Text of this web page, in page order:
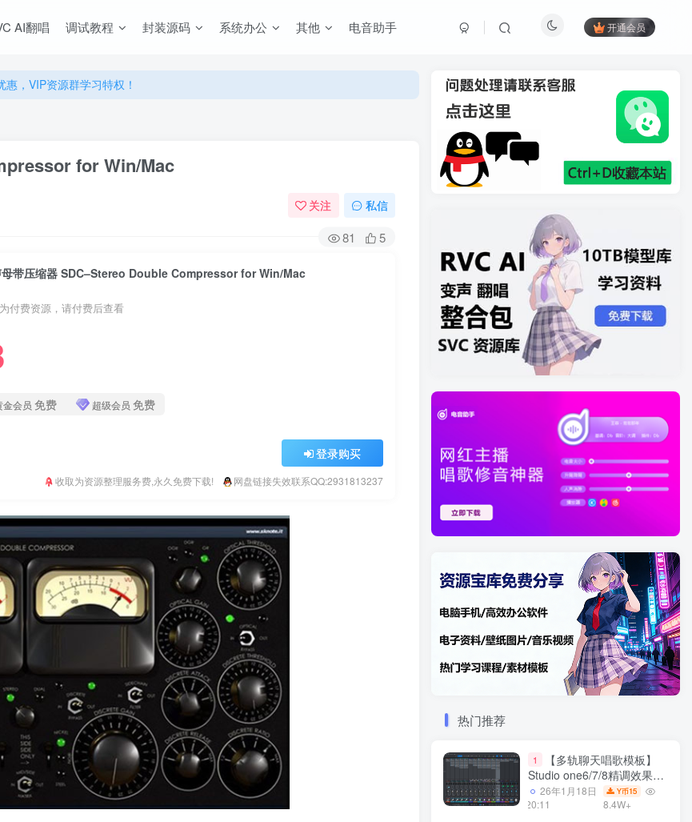
AI翻唱 调试教程 封装源码 系统办公 其他 电音助手 开通会员
，VIP资源群学习特权！
，VIP资源群学习特权！
for Win/Mac
关注 私信
81 5
母带压缩器 SDC–Stereo Double Compressor for Win/Mac
付费资源，请付费后查看
金会员 免费 超级会员 免费
登录购买
收取为资源整理服务费,永久免费下载! 网盘链接失效联系QQ:2931813237
热门推荐
1
【多轨聊天唱歌模板】
Studio one6/7/8精调效果包
多种效果模式 声卡调试好直
播预设模板
26年1月18日
20:11
Y币15
8.4W+